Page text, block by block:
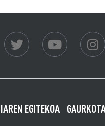
EGITEKOA